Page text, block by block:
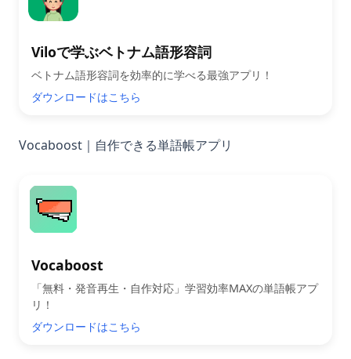
Viloで学ぶベトナム語形容詞
ベトナム語形容詞を効率的に学べる最強アプリ！
ダウンロードはこちら
Vocaboost｜自作できる単語帳アプリ
Vocaboost
「無料・発音再生・自作対応」学習効率MAXの単語帳アプ
リ！
ダウンロードはこちら